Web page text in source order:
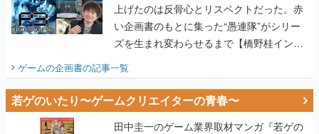
上げたのは反骨心とリスペクトだった。赤
い企画書のもとに集った“愚連隊”がシリー
ズを生まれ変わらせるまで【橋野桂インタ
ゲームの企画書の記事一覧
若ゲのいたり〜ゲームクリエイターの青春〜
田中圭一のゲーム業界取材マンガ『若ゲの